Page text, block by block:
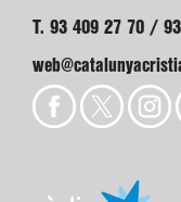
T. 93 409 27 70 /